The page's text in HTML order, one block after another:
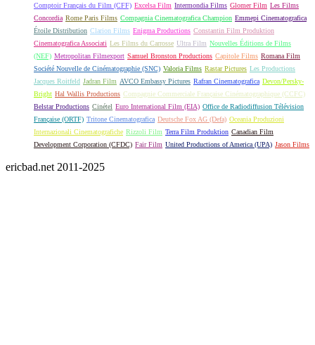
Comptoir Français du Film (CFF) Excelsa Film Intermondia Films Glomer Film Les Films
Concordia Rome Paris Films Compagnia Cinematografica Champion Emmepi Cinematografica
Étoile Distribution Clarion Films Enigma Productions Constantin Film Produktion
Cinematografica Associati Les Films du Carrosse Ultra Film Nouvelles Éditions de Films
(NEF) Metropolitan Filmexport Samuel Bronston Productions Capitole Films Romana Film
Société Nouvelle de Cinématographie (SNC) Valoria Films Rastar Pictures Les Productions
Jacques Roitfeld Jadran Film AVCO Embassy Pictures Rafran Cinematografica Devon/Persky-
Bright Hal Wallis Productions Compagnie Commerciale Française Cinématographique (CCFC)
Belstar Productions Cinétel Euro International Film (EIA) Office de Radiodiffusion Télévision
Française (ORTF) Tritone Cinematografica Deutsche Fox AG (Defa) Oceania Produzioni
Internazionali Cinematografiche Rizzoli Film Terra Film Produktion Canadian Film
Development Corporation (CFDC) Fair Film United Productions of America (UPA) Jason Films
ericbad.net 2011-2025